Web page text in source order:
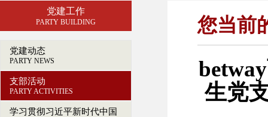
党建工作
PARTY BUILDING
党建动态
PARTY NEWS
支部活动
PARTY ACTIVITIES
学习贯彻习近平新时代中国
您当前
生党